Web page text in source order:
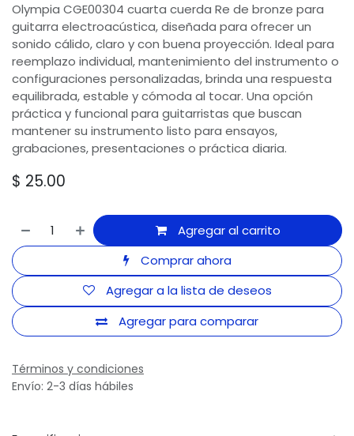
Olympia CGE00304 cuarta cuerda Re de bronze para
guitarra electroacústica, diseñada para ofrecer un
sonido cálido, claro y con buena proyección. Ideal para
reemplazo individual, mantenimiento del instrumento o
configuraciones personalizadas, brinda una respuesta
equilibrada, estable y cómoda al tocar. Una opción
práctica y funcional para guitarristas que buscan
mantener su instrumento listo para ensayos,
grabaciones, presentaciones o práctica diaria.
$ 25.00
Agregar al carrito
Comprar ahora
Agregar para comparar
Agregar a la lista de deseos
Términos y condiciones
Envío: 2-3 días hábiles